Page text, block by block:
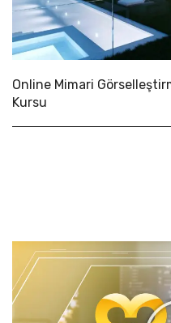
Online Mimari
Kursu